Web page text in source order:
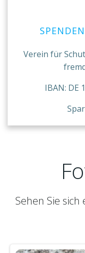
Verein für
IBAN: DE
Sehen Sie